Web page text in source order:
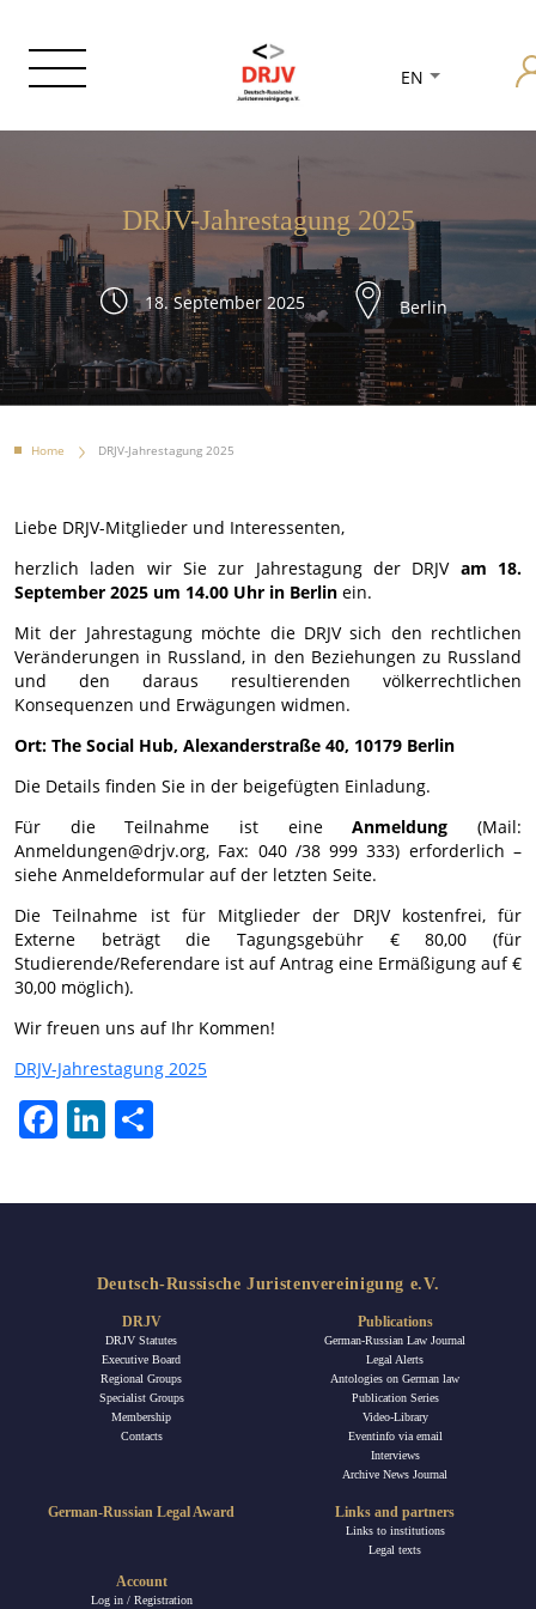
EN
DRJV-Jahrestagung 2025
18. September 2025 Berlin
Home DRJV-Jahrestagung 2025
Liebe DRJV-Mitglieder und Interessenten,
herzlich laden wir Sie zur Jahrestagung der DRJV am 18.
September 2025 um 14.00 Uhr in Berlin ein.
Mit der Jahrestagung möchte die DRJV sich den rechtlichen
Veränderungen in Russland, in den Beziehungen zu Russland
und den daraus resultierenden völkerrechtlichen
Konsequenzen und Erwägungen widmen.
Ort: The Social Hub, Alexanderstraße 40, 10179 Berlin
Die Details finden Sie in der beigefügten Einladung.
Für die Teilnahme ist eineAnmeldung(Mail:
Anmeldungen@drjv.org, Fax: 040 /38 999 333) erforderlich –
siehe Anmeldeformular auf der letzten Seite.
Die Teilnahme ist für Mitglieder der DRJV kostenfrei, für
Externe beträgt die Tagungsgebühr € 80,00 (für
Studierende/Referendare ist auf Antrag eine Ermäßigung auf €
30,00 möglich).
Wir freuen uns auf Ihr Kommen!
DRJV-Jahrestagung 2025
FacebookLinkedIn
Deutsch-Russische Juristenvereinigung e.V.
DRJV
DRJV Statutes
Executive Board
Regional Groups
Specialist Groups
Membership
Contacts
Publications
German-Russian Law Journal
Legal Alerts
Antologies on German law
Publication Series
Video-Library
Eventinfo via email
Interviews
Archive News Journal
German-Russian Legal Award
Account
Log in / Registration
Links and partners
Links to institutions
Legal texts